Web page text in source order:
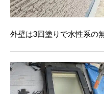
外壁は3回塗りで水性系の